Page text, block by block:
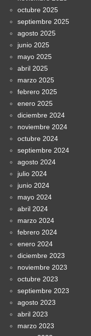
octubre 2025
septiembre 2025
agosto 2025
junio 2025
mayo 2025
abril 2025
marzo 2025
febrero 2025
enero 2025
diciembre 2024
noviembre 2024
octubre 2024
septiembre 2024
agosto 2024
julio 2024
junio 2024
mayo 2024
abril 2024
marzo 2024
febrero 2024
enero 2024
diciembre 2023
noviembre 2023
octubre 2023
septiembre 2023
agosto 2023
abril 2023
marzo 2023